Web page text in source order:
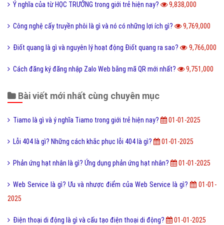
Ý nghĩa của từ HỌC TRƯỞNG trong giới trẻ hiện nay? 9,838,000
Công nghệ cấy truyền phôi là gì và nó có những lợi ích gì? 9,769,000
Điốt quang là gì và nguyên lý hoạt động Điốt quang ra sao? 9,766,000
Cách đăng ký đăng nhập Zalo Web bằng mã QR mới nhất? 9,751,000
Bài viết mới nhất cùng chuyên mục
Tiamo là gì và ý nghĩa Tiamo trong giới trẻ hiện nay? 01-01-2025
Lỗi 404 là gì? Những cách khắc phục lỗi 404 là gì? 01-01-2025
Phản ứng hạt nhân là gì? Ứng dụng phản ứng hạt nhân? 01-01-2025
Web Service là gì? Ưu và nhược điểm của Web Service là gì?
01-01-
2025
Điện thoại di động là gì và cấu tạo điện thoại di động? 01-01-2025